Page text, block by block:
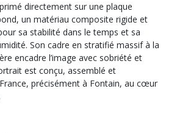
directement sur une plaque
un matériau composite rigide et
sa stabilité dans le temps et sa
Son cadre en stratifié massif à la
encadre l’image avec sobriété et
est conçu, assemblé et
précisément à Fontain, au cœur